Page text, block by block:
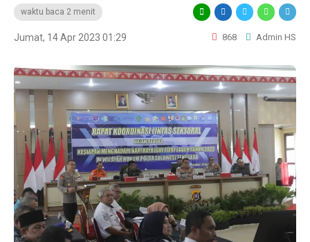
waktu baca 2 menit
Jumat, 14 Apr 2023 01:29 868 Admin HS